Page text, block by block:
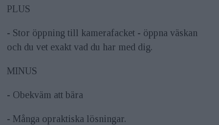
PLUS
- Stor öppning till kamerafacket - öppna väskan
och du vet exakt vad du har med dig.
MINUS
- Obekväm att bära
- Många opraktiska lösningar.